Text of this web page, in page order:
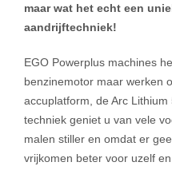
maar wat het echt een
aandrijftechniek!
EGO Powerplus machines
benzinemotor maar werken
accuplatform, de Arc Lithium
techniek geniet u van vele
malen stiller en omdat er
vrijkomen beter voor uzelf